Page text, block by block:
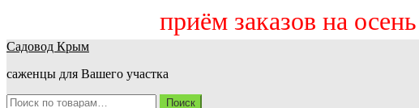
приём заказов на осень
Перейти
навигации
Перейти
содержимому
Садовод Крым
саженцы для Вашего участка
Искать:
Поиск